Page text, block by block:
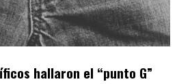
hallaron el “punto G”